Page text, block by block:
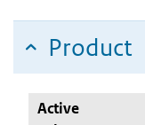
Product
Active